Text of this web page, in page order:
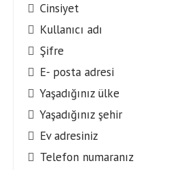
Cinsiyet
Kullanıcı adı
Şifre
E- posta adresi
Yaşadığınız ülke
Yaşadığınız şehir
Ev adresiniz
Telefon numaranız